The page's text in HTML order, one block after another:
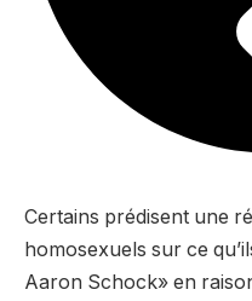
Certains prédisent une
homosexuels sur ce
Aaron Schock» en